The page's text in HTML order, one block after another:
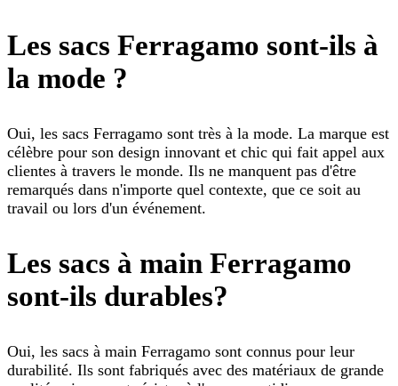
Les sacs Ferragamo sont-ils à
la mode ?
Oui, les sacs Ferragamo sont très à la mode. La marque est
célèbre pour son design innovant et chic qui fait appel aux
clientes à travers le monde. Ils ne manquent pas d'être
remarqués dans n'importe quel contexte, que ce soit au
travail ou lors d'un événement.
Les sacs à main Ferragamo
sont-ils durables?
Oui, les sacs à main Ferragamo sont connus pour leur
durabilité. Ils sont fabriqués avec des matériaux de grande